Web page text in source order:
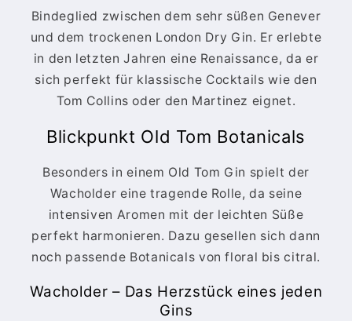
Bindeglied zwischen dem sehr süßen Genever
und dem trockenen London Dry Gin. Er erlebte
in den letzten Jahren eine Renaissance, da er
sich perfekt für klassische Cocktails wie den
Tom Collins oder den Martinez eignet.
Blickpunkt Old Tom Botanicals
Besonders in einem Old Tom Gin spielt der
Wacholder eine tragende Rolle, da seine
intensiven Aromen mit der leichten Süße
perfekt harmonieren. Dazu gesellen sich dann
noch passende Botanicals von floral bis citral.
Wacholder – Das Herzstück eines jeden
Gins